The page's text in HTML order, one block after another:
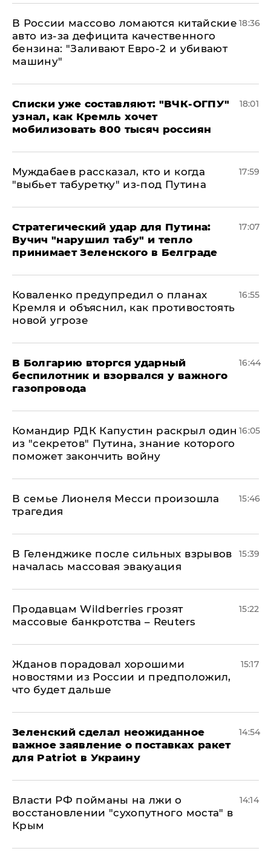
В России массово ломаются китайские
авто из-за дефицита качественного
бензина: "Заливают Евро-2 и убивают
машину"
18:36
Списки уже составляют: "ВЧК-ОГПУ"
узнал, как Кремль хочет
мобилизовать 800 тысяч россиян
18:01
Муждабаев рассказал, кто и когда
"выбьет табуретку" из-под Путина
17:59
Стратегический удар для Путина:
Вучич "нарушил табу" и тепло
принимает Зеленского в Белграде
17:07
Коваленко предупредил о планах
Кремля и объяснил, как противостоять
новой угрозе
16:55
В Болгарию вторгся ударный
беспилотник и взорвался у важного
газопровода
16:44
Командир РДК Капустин раскрыл один
из "секретов" Путина, знание которого
поможет закончить войну
16:05
В семье Лионеля Месси произошла
трагедия
15:46
В Геленджике после сильных взрывов
началась массовая эвакуация
15:39
Продавцам Wildberries грозят
массовые банкротства – Reuters
15:22
Жданов порадовал хорошими
новостями из России и предположил,
что будет дальше
15:17
Зеленский сделал неожиданное
важное заявление о поставках ракет
для Patriot в Украину
14:54
Власти РФ пойманы на лжи о
восстановлении "сухопутного моста" в
Крым
14:14